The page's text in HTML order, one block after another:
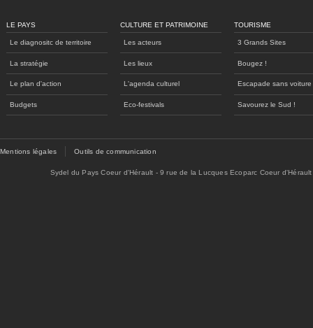
LE PAYS
Le diagnositc de territoire
La stratégie
Le plan d'action
Budgets
CULTURE ET PATRIMOINE
Les acteurs
Les lieux
L'agenda culturel
Eco-festivals
TOURISME
3 Grands Sites
Bougez !
Escapade sans voiture
Savourez le Sud !
Mentions légales Outils de communication
Sydel du Pays Coeur d'Hérault - 9 rue de la Lucques Ecoparc Coeur